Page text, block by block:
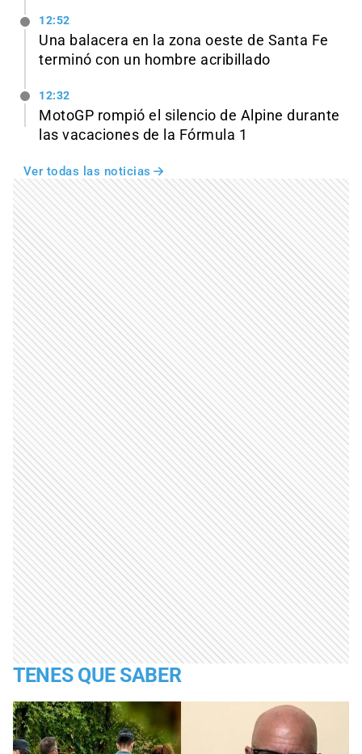
12:52
Una balacera en la zona oeste de Santa Fe
terminó con un hombre acribillado
12:32
MotoGP rompió el silencio de Alpine durante
las vacaciones de la Fórmula 1
Ver todas las noticias
TENES QUE SABER